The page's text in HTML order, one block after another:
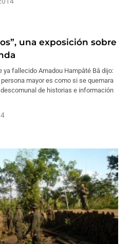
una exposición sobre
ya fallecido Amadou Hampâté Bâ dijo:
mayor es como si se quemara
de historias e información